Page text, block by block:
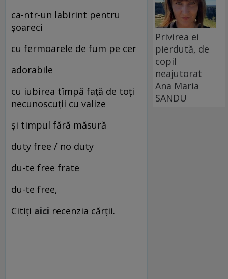
ca-ntr-un labirint pentru
şoareci
cu fermoarele de fum pe cer
adorabile
cu iubirea tîmpă faţă de toţi
necunoscuţii cu valize
şi timpul fără măsură
duty free / no duty
du-te free frate
du-te free,
Citiţi aici recenzia cărţii.
Privirea ei
pierdută, de
copil
neajutorat
Ana Maria
SANDU